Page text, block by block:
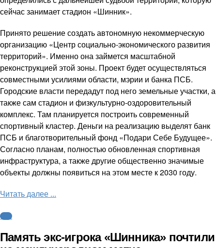
сейчас занимает стадион «Шинник».
Принято решение создать автономную некоммерческую
организацию «Центр социально-экономического развития
территорий». Именно она займется масштабной
реконструкцией этой зоны. Проект будет осуществляться
совместными усилиями области, мэрии и банка ПСБ.
Городские власти передадут под него земельные участки, а
также сам стадион и физкультурно-оздоровительный
комплекс. Там планируется построить современный
спортивный кластер. Деньги на реализацию выделят банк
ПСБ и благотворительный фонд «Подари Себе Будущее».
Согласно планам, полностью обновленная спортивная
инфраструктура, а также другие общественно значимые
объекты должны появиться на этом месте к 2030 году.
Читать далее ...
ФНЛ
Память экс-игрока «Шинника» почтили